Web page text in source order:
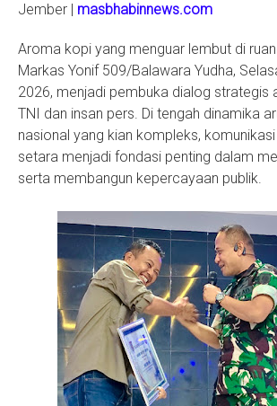
Jember | masbhabinnews.com
Aroma kopi yang menguar lembut di
Markas Yonif 509/Balawara Yudha,
2026, menjadi pembuka dialog strategis
TNI dan insan pers. Di tengah dinamika
nasional yang kian kompleks,
setara menjadi fondasi penting dalam
serta membangun kepercayaan publik.